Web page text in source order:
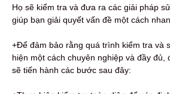
Họ sẽ kiểm tra và đưa ra các giải pháp
giúp bạn giải quyết vấn đề một cách
+Để đảm bảo rằng quá trình kiểm tra và
hiện một cách chuyên nghiệp và đầy đủ,
sẽ tiến hành các bước sau đây: